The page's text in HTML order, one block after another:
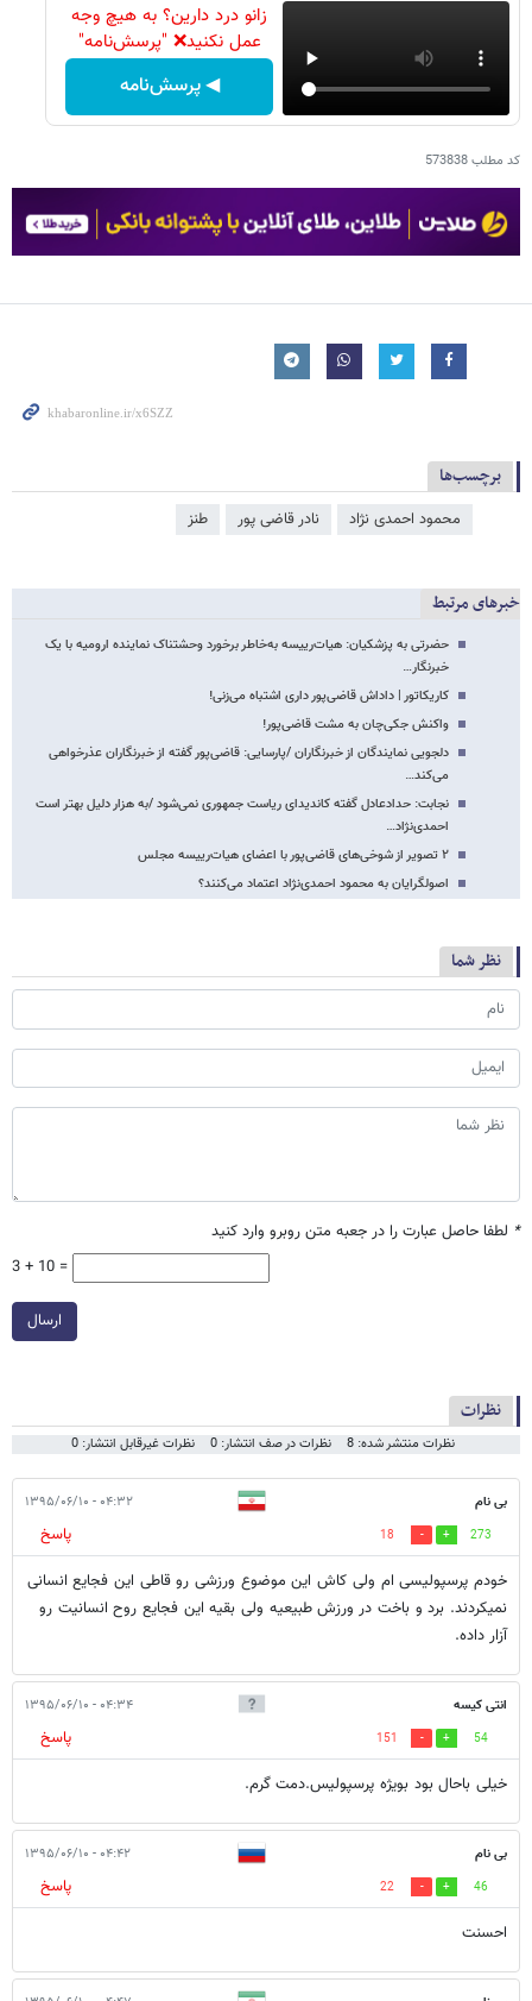
زانو درد دارین؟ به هیچ وجه
عمل نکنید❌ "پرسش‌نامه"
◀ پرسش‌نامه
کد مطلب573838
برچسب‌ها
محمود احمدی ‌نژاد نادر قاضی پور طنز
خبرهای مرتبط
حضرتی به پزشکیان: هیات‌رییسه به‌خاطر برخورد وحشتناک نماینده ارومیه با یک
خبرنگار…
کاریکاتور | داداش قاضی‌پور داری اشتباه می‌زنی!
واکنش جکی‌چان به مشت قاضی‌پور!
دلجویی نمایندگان از خبرنگاران /پارسایی: قاضی‌پور گفته از خبرنگاران عذرخواهی
می‌کند…
نجابت: حدادعادل گفته کاندیدای ریاست جمهوری نمی‌شود /به هزار دلیل بهتر است
احمدی‌نژاد…
۲ تصویر از شوخی‌های قاضی‌پور با اعضای هیات‌رییسه مجلس
اصولگرایان به محمود احمدی‌نژاد اعتماد می‌کنند؟
نظر شما
* لطفا حاصل عبارت را در جعبه متن روبرو وارد کنید
3 + 10 =
ارسال
نظرات
نظرات منتشر شده: 8 نظرات در صف انتشار: 0 نظرات غیرقابل انتشار: 0
بی نام ۰۴:۳۲ - ۱۳۹۵/۰۶/۱۰
273
18
پاسخ
خودم پرسپولیسی ام ولی کاش این موضوع ورزشی رو قاطی این فجایع انسانی
نمیکردند. برد و باخت در ورزش طبیعیه ولی بقیه این فجایع روح انسانیت رو
آزار داده.
انتی کیسه ۰۴:۳۴ - ۱۳۹۵/۰۶/۱۰
54
151
پاسخ
خیلی باحال بود بویژه پرسپولیس.دمت گرم.
بی نام ۰۴:۴۲ - ۱۳۹۵/۰۶/۱۰
46
22
پاسخ
احسنت